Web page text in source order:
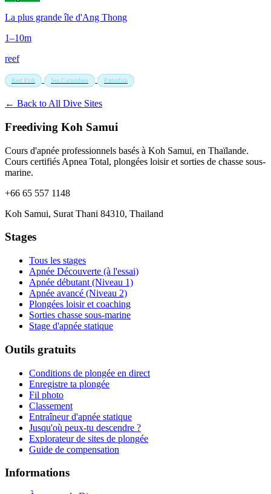
La plus grande île d'Ang Thong
1–10m
reef
Reef Fish Sea Cucumbers Parrotfish
← Back to All Dive Sites
Freediving Koh Samui
Cours d'apnée professionnels basés à Koh Samui, en Thaïlande.
Cours certifiés Apnea Total, plongées loisir et sorties de chasse sous-
marine.
+66 65 557 1148
Koh Samui, Surat Thani 84310, Thailand
Stages
Tous les stages
Apnée Découverte (à l'essai)
Apnée débutant (Niveau 1)
Apnée avancé (Niveau 2)
Plongées loisir et coaching
Sorties chasse sous-marine
Stage d'apnée statique
Outils gratuits
Conditions de plongée en direct
Enregistre ta plongée
Fil photo
Classement
Entraîneur d'apnée statique
Jusqu'où peux-tu descendre ?
Explorateur de sites de plongée
Guide de compensation
Informations